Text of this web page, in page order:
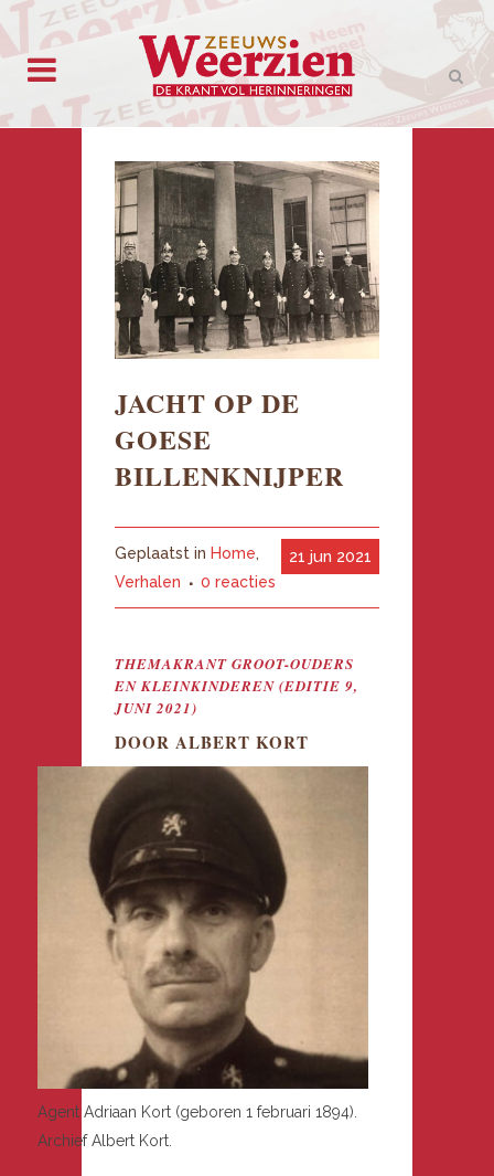
JACHT OP DE
GOESE
BILLENKNIJPER
21 jun 2021
Geplaatst in Home,
Verhalen
0 reacties
THEMAKRANT GROOT-OUDERS
EN KLEINKINDEREN (EDITIE 9,
JUNI 2021)
DOOR ALBERT KORT
Agent Adriaan Kort (geboren 1 februari 1894).
Archief Albert Kort.